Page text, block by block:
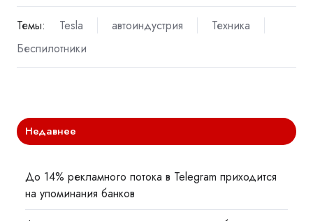
Темы: Tesla автоиндустрия
Техника
Беспилотники
Недавнее
До 14% рекламного потока в Telegram приходится
на упоминания банков